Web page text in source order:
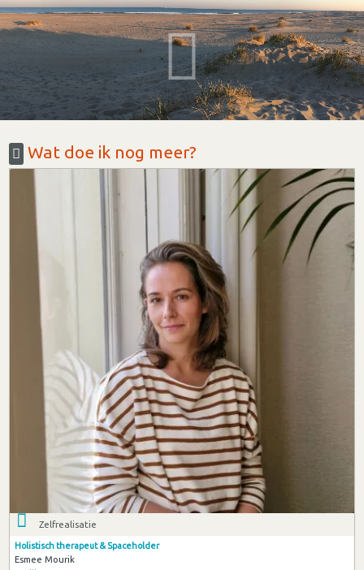
Wat doe ik nog meer?
Zelfrealisatie
Holistisch therapeut & Spaceholder
Esmee Mourik